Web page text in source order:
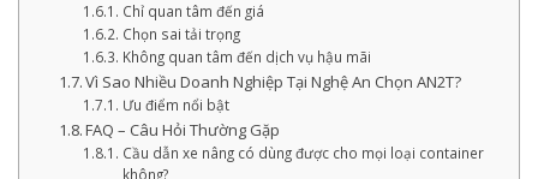
Chỉ quan tâm đến giá
Chọn sai tải trọng
Không quan tâm đến dịch vụ hậu mãi
Vì Sao Nhiều Doanh Nghiệp Tại Nghệ An Chọn AN2T?
Ưu điểm nổi bật
FAQ – Câu Hỏi Thường Gặp
Cầu dẫn xe nâng có dùng được cho mọi loại container
không?